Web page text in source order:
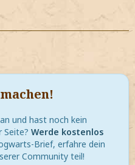
und hast noch kein
Seite? Werde kostenlos
Brief, erfahre dein
Community teil!